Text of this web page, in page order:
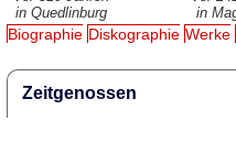
in Quedlinburg
in
Biographie Diskographie Werke
Zeitgenossen